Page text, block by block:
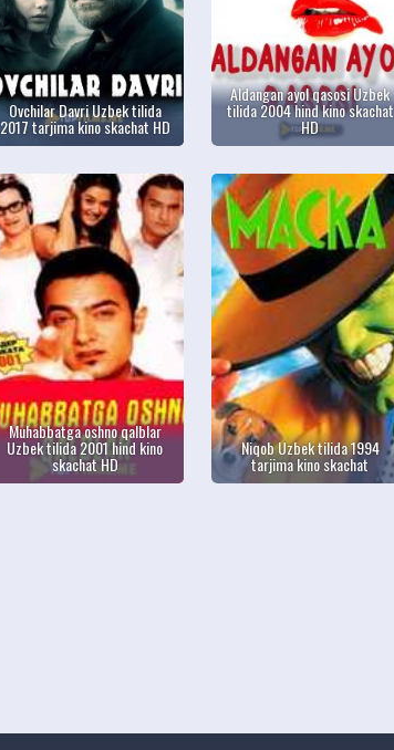
Ovchilar Davri Uzbek tilida
2017 tarjima kino skachat HD
Aldangan ayol qasosi Uzbek
tilida 2004 hind kino skachat
HD
Muhabbatga oshno qalblar
Uzbek tilida 2001 hind kino
skachat HD
Niqob Uzbek tilida 1994
tarjima kino skachat